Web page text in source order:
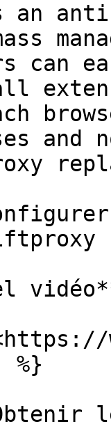
an
can
%}